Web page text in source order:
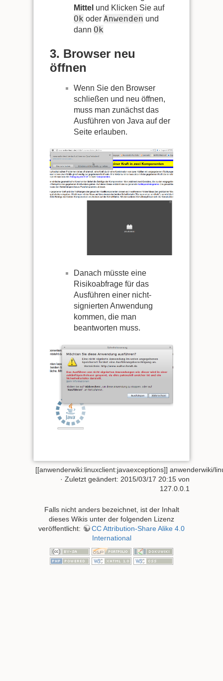
Mittel und Klicken Sie auf
Ok oderAnwenden und
dann Ok
3. Browser neu
öffnen
Wenn Sie den Browser
schließen und neu öffnen,
muss man zunächst das
Ausführen von Java auf der
Seite erlauben.
Danach müsste eine
Risikoabfrage für das
Ausführen einer nicht-
signierten Anwendung
kommen, die man
beantworten muss.
[[anwenderwiki:linuxclient:javaexceptions]]anwenderwiki/
· Zuletzt geändert: 2015/03/17 20:15von
127.0.0.1
Falls nicht anders bezeichnet, ist der Inhalt
dieses Wikis unter der folgenden Lizenz
veröffentlicht:
CC Attribution-Share Alike 4.0
International